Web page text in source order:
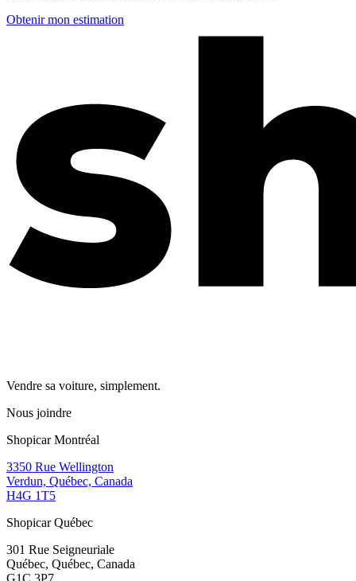
Obtenir mon estimation
Vendre sa voiture, simplement.
Nous joindre
Shopicar Montréal
3350 Rue Wellington
Verdun, Québec, Canada
H4G 1T5
Shopicar Québec
301 Rue Seigneuriale
Québec, Québec, Canada
G1C 3P7